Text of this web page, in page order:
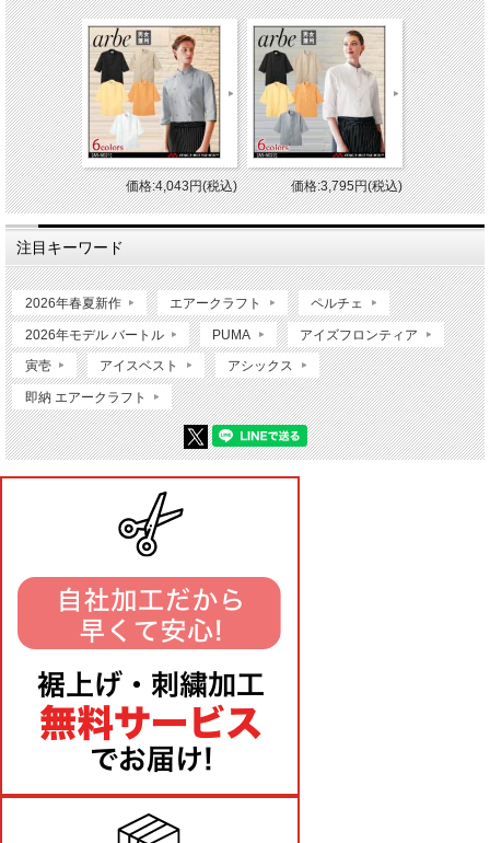
価格:4,043円(税込) 価格:3,795円(税込)
注目キーワード
2026年春夏新作 エアークラフト ペルチェ
2026年モデル バートル PUMA アイズフロンティア
寅壱 アイスベスト アシックス
即納 エアークラフト